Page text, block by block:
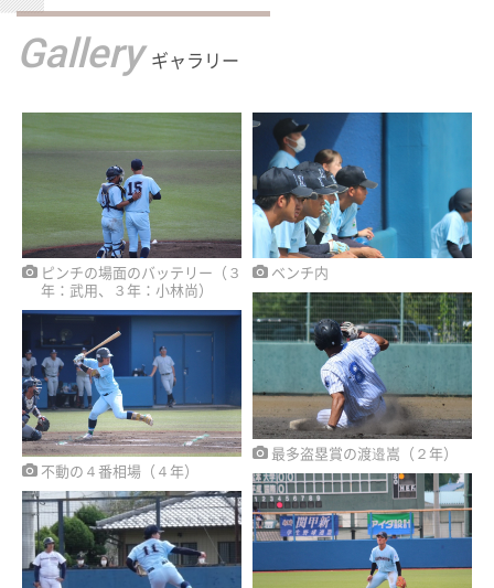
Gallery ギャラリー
ピンチの場面のバッテリー（３
年：武用、３年：小林尚）
ベンチ内
最多盗塁賞の渡邉嵩（２年）
不動の４番相場（４年）